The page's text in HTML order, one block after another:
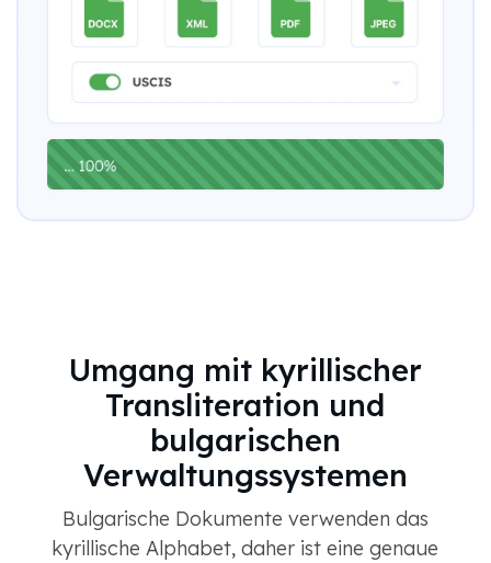
Umgang mit kyrillischer
Transliteration und
bulgarischen
Verwaltungssystemen
Bulgarische Dokumente verwenden das
kyrillische Alphabet, daher ist eine genaue